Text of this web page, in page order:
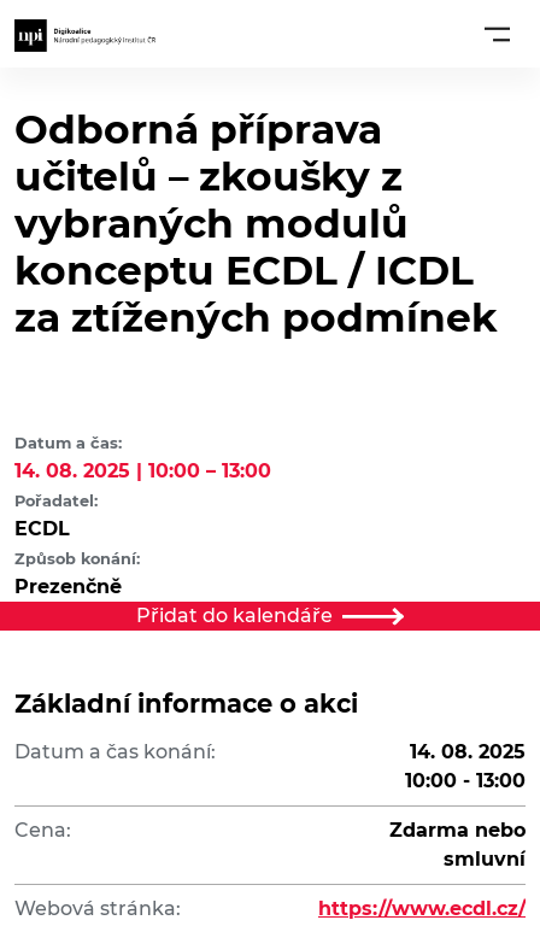
Odborná příprava
učitelů – zkoušky z
vybraných modulů
konceptu ECDL / ICDL
za ztížených podmínek
Datum a čas:
14. 08. 2025 | 10:00 – 13:00
Pořadatel:
ECDL
Způsob konání:
Prezenčně
Přidat do kalendáře
Základní informace o akci
Datum a čas konání:
14. 08. 2025
10:00 - 13:00
Cena:
Zdarma nebo
smluvní
Webová stránka: https://www.ecdl.cz/